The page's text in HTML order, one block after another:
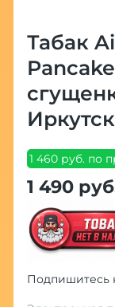
Табак
1 460 руб. по
1 490
Подпишитесь